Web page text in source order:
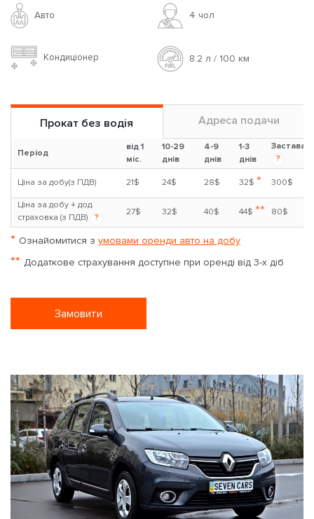
Авто 4 чoл
Кондиціонер 8.2 л / 100 км
Прокат без водія Адреса подачи
Період
від 1
міс.
10-29
днів
4-9
днів
1-3
днів
Застава
?
Ціна за добу(з ПДВ) 21$ 24$ 28$ 32$ * 300$
Ціна за добу + дод.
страховка (з ПДВ)
?
27$ 32$ 40$ 44$ ** 80$
* Ознайомитися з умовами оренди авто на добу
** Додаткове страхування доступне при оренді від 3-х діб
Замовити